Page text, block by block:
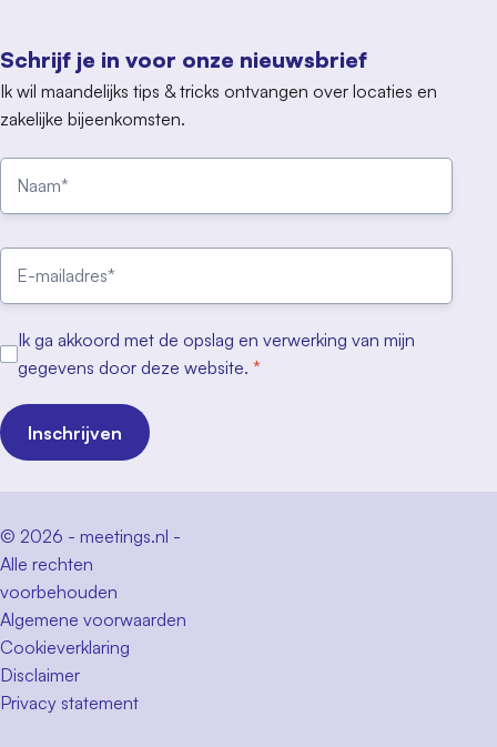
Schrijf je in voor onze nieuwsbrief
Ik wil maandelijks tips & tricks ontvangen over locaties en
zakelijke bijeenkomsten.
Ik ga akkoord met de opslag en verwerking van mijn
gegevens door deze website. *
Inschrijven
© 2026 - meetings.nl -
Alle rechten
voorbehouden
Algemene voorwaarden
Cookieverklaring
Disclaimer
Privacy statement